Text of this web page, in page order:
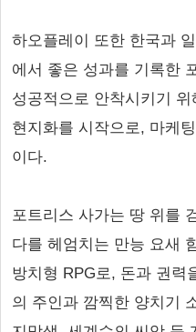
하오플레이 또한 한국과
에서 좋은 성과를 기록한
성공적으로 안착시키기
현지화를 시작으로, 마케
이다.
포트리스 사가는 땅 위를
다를 헤엄치는 만능 요새
방치형 RPG로, 돈과 권력
의 주인과 깜찍한 양치기